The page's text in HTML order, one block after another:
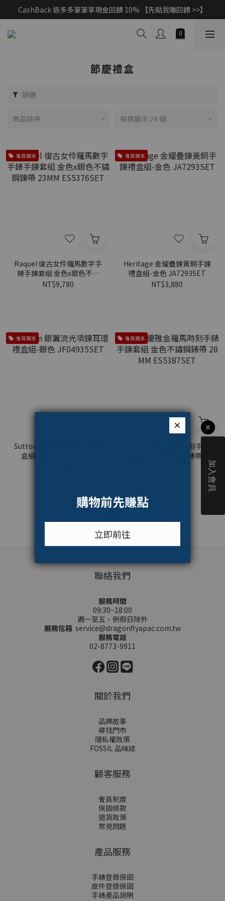
父親節獻禮｜加入/登入會員，新品享88折 >>
CashBack 返多多筆筆享現金回饋 10% 【先點我賺回饋 >>】
父親節獻禮｜加入/登入會員，新品享88折 >>
節慶禮盒
篩選
商品排序 每頁顯示 24 個
會員獨享
Raquel 復古女伶羅馬數字手
錶手鍊套組 金色x銀色不鏽
鋼鍊帶 23MM ES5376SET
NT$9,780
會員獨享
Heritage 金耀疊鍊黃銅手鍊
禮盒組-金色 JA7293SET
NT$3,880
會員獨享
Sutton 銀翼流光項鍊耳環禮
盒組-銀色 JF04935SET
會員獨享
Carlie 優雅金羅馬時刻手錶
手鍊套組 金色不鏽鋼錶帶 28
聯絡我們
服務時間
09:30~18:00
週一至五，例假日除外
服務信箱 service@dragonflyapac.com.tw
服務電話
02-8773-9911
關於我們
品牌故事
尋找門市
隱私權政策
FOSSIL 品味誌
顧客服務
會員制度
保固條款
退貨政策
常見問題
產品服務
手錶登錄保固
皮件登錄保固
手錶產品說明